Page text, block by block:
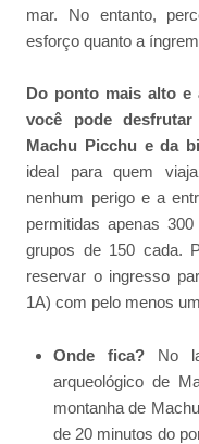
mar. No entanto,
esforço quanto a
Do ponto mais alto e
você pode
Machu Picchu e da
ideal para quem
nenhum perigo e a
permitidas apenas
grupos de 150 cada.
reservar o ingresso
1A) com pelo menos
Onde fica?No
arqueológico de
montanha de
de 20 minutos do